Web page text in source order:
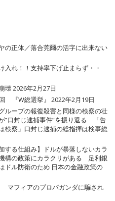
の正体／落合莞爾の活字に出来ない
入れ！！支持率下げ止まらず・・
壊2026年2月27日
『W総選挙』
2022年2月19日
ープの報復殺害と同様の検察の壮
”口封じ逮捕事件”を振り返る 「告
検察」口封じ逮捕の総指揮は検事総
する仕組み】ドルが暴落しないカラ
構の政策にカラクリがある 足利銀
ドル防衛のため 日本の金融政策の
マフィアのプロパガンダに騙され